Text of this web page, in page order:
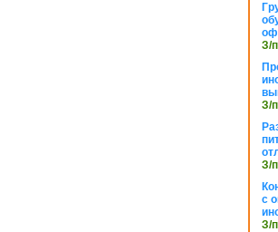
З/
З/
З/
с
З/